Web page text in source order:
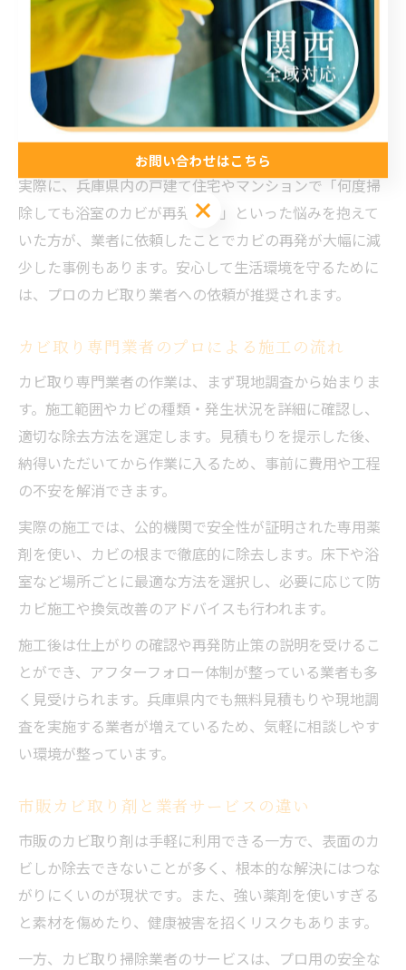
カビ取り掃除業者に依頼することで、専用の薬剤や機材
を使用し、目に見えないカビの根まで徹底的に除去する
ことが可能です。さらに、プロの施工では再発防止のた
めのコーティングや換気対策も同時に行えるため、長期
的な快適さと安全性を確保できます。
実際に、兵庫県内の戸建て住宅やマンションで「何度掃
除しても浴室のカビが再発する」といった悩みを抱えて
いた方が、業者に依頼したことでカビの再発が大幅に減
少した事例もあります。安心して生活環境を守るために
は、プロのカビ取り業者への依頼が推奨されます。
カビ取り専門業者のプロによる施工の流れ
カビ取り専門業者の作業は、まず現地調査から始まりま
す。施工範囲やカビの種類・発生状況を詳細に確認し、
適切な除去方法を選定します。見積もりを提示した後、
納得いただいてから作業に入るため、事前に費用や工程
の不安を解消できます。
実際の施工では、公的機関で安全性が証明された専用薬
剤を使い、カビの根まで徹底的に除去します。床下や浴
室など場所ごとに最適な方法を選択し、必要に応じて防
カビ施工や換気改善のアドバイスも行われます。
施工後は仕上がりの確認や再発防止策の説明を受けるこ
とができ、アフターフォロー体制が整っている業者も多
く見受けられます。兵庫県内でも無料見積もりや現地調
査を実施する業者が増えているため、気軽に相談しやす
い環境が整っています。
市販カビ取り剤と業者サービスの違い
市販のカビ取り剤は手軽に利用できる一方で、表面のカ
ビしか除去できないことが多く、根本的な解決にはつな
がりにくいのが現状です。また、強い薬剤を使いすぎる
と素材を傷めたり、健康被害を招くリスクもあります。
一方、カビ取り掃除業者のサービスは、プロ用の安全な
お問い合わせはこちら